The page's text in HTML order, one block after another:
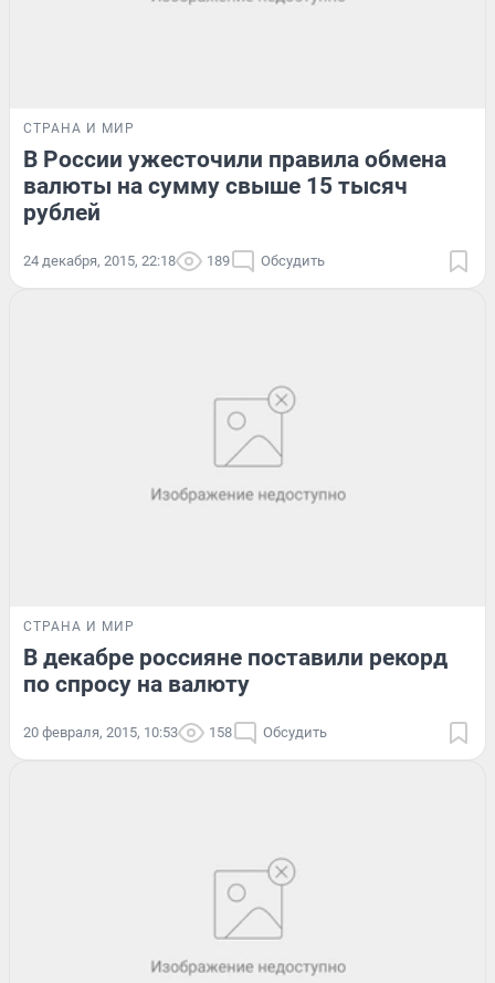
СТРАНА И МИР
В России ужесточили правила обмена
валюты на сумму свыше 15 тысяч
рублей
24 декабря, 2015, 22:18 189 Обсудить
СТРАНА И МИР
В декабре россияне поставили рекорд
по спросу на валюту
20 февраля, 2015, 10:53 158 Обсудить